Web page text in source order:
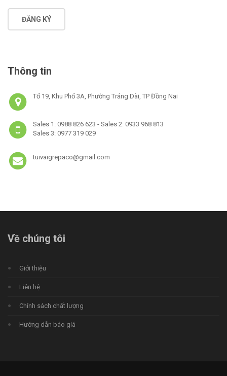
ĐĂNG KÝ
Thông tin
Tổ 19, Khu Phố 3A, Phường Trảng Dài, TP Đồng Nai
Sales 1: 0988 826 623 - Sales 2: 0933 968 813
Sales 3: 0977 319 029
tuivaigrepaco@gmail.com
Về chúng tôi
Giới thiệu
Liên hệ
Chính sách chất lượng
Hướng dẫn báo giá